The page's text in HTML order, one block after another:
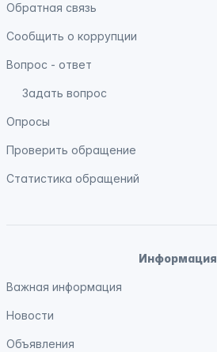
Обратная связь
Сообщить о коррупции
Вопрос - ответ
Задать вопрос
Опросы
Проверить обращение
Статистика обращений
Информация
Важная информация
Новости
Объявления